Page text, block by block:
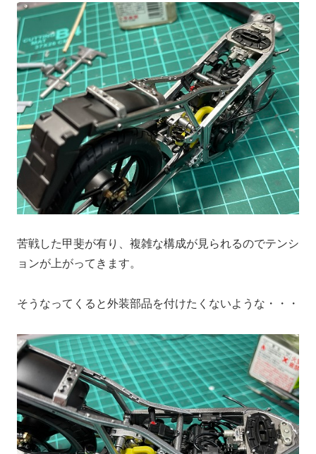
苦戦した甲斐が有り、複雑な構成が見られるのでテンシ
ョンが上がってきます。
そうなってくると外装部品を付けたくないような・・・